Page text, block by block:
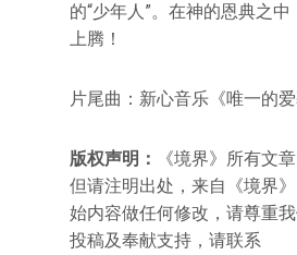
的“少年人”。在神的恩典之
上腾！
片尾曲：新心音乐《唯一的爱
版权声明：
《境界》所有文
但请注明出处，来自《境界
始内容做任何修改，请尊重我
投稿及奉献支持，请联系